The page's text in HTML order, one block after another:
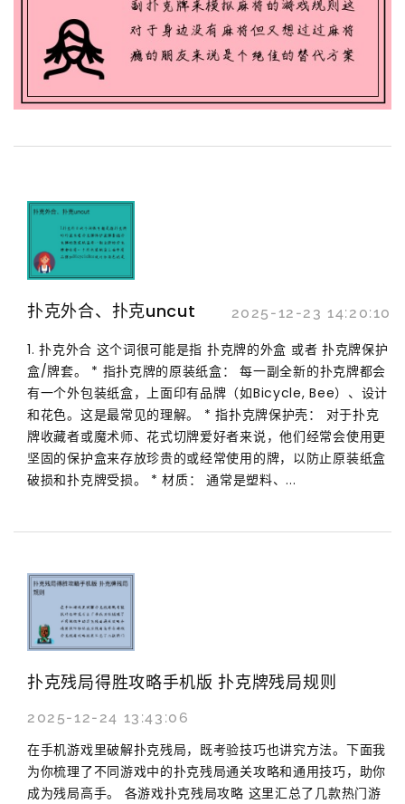
扑克外合、扑克uncut 2025-12-23 14:20:10
1. 扑克外合 这个词很可能是指 扑克牌的外盒 或者 扑克牌保护
盒/牌套。 * 指扑克牌的原装纸盒： 每一副全新的扑克牌都会
有一个外包装纸盒，上面印有品牌（如Bicycle, Bee）、设计
和花色。这是最常见的理解。 * 指扑克牌保护壳： 对于扑克
牌收藏者或魔术师、花式切牌爱好者来说，他们经常会使用更
坚固的保护盒来存放珍贵的或经常使用的牌，以防止原装纸盒
破损和扑克牌受损。 * 材质： 通常是塑料、...
扑克残局得胜攻略手机版 扑克牌残局规则
2025-12-24 13:43:06
在手机游戏里破解扑克残局，既考验技巧也讲究方法。下面我
为你梳理了不同游戏中的扑克残局通关攻略和通用技巧，助你
成为残局高手。 各游戏扑克残局攻略 这里汇总了几款热门游